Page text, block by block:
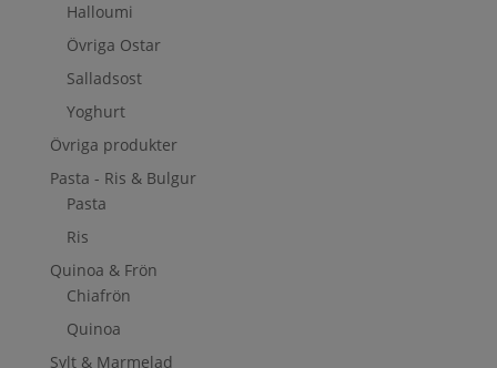
Halloumi
Övriga Ostar
Salladsost
Yoghurt
Övriga produkter
Pasta - Ris & Bulgur
Pasta
Ris
Quinoa & Frön
Chiafrön
Quinoa
Sylt & Marmelad